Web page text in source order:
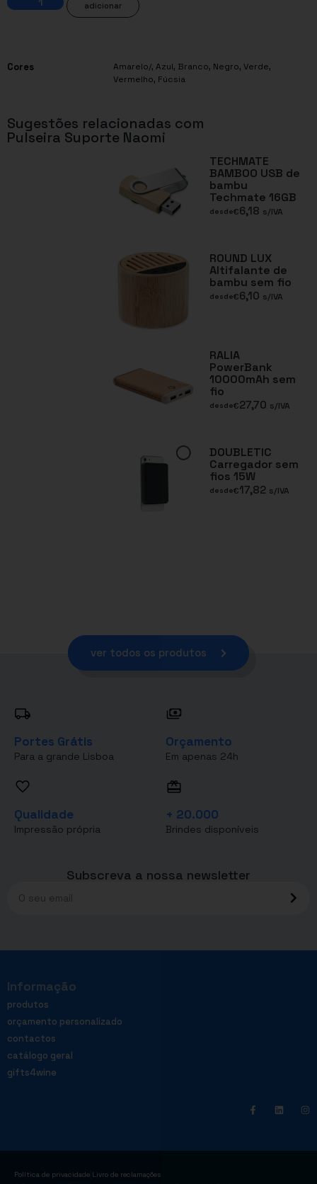
adicionar
Cores Amarelo/, Azul, Branco, Negro, Verde,
Vermelho, Fúcsia
Sugestões relacionadas com
Pulseira Suporte Naomi
TECHMATE
BAMBOO USB de
bambu
Techmate 16GB
desde€6,18 s/IVA
ROUND LUX
Altifalante de
bambu sem fio
desde€6,10 s/IVA
RALIA
PowerBank
10000mAh sem
fio
desde€27,70 s/IVA
DOUBLETIC
Carregador sem
fios 15W
desde€17,82 s/IVA
ver todos os produtos
Portes Grátis
Para a grande Lisboa
Orçamento
Em apenas 24h
Qualidade
Impressão própria
+ 20.000
Brindes disponíveis
Subscreva a nossa newsletter
Informação
produtos
orçamento personalizado
contactos
catálogo geral
gifts4wine
Política de privacidade Livro de reclamações